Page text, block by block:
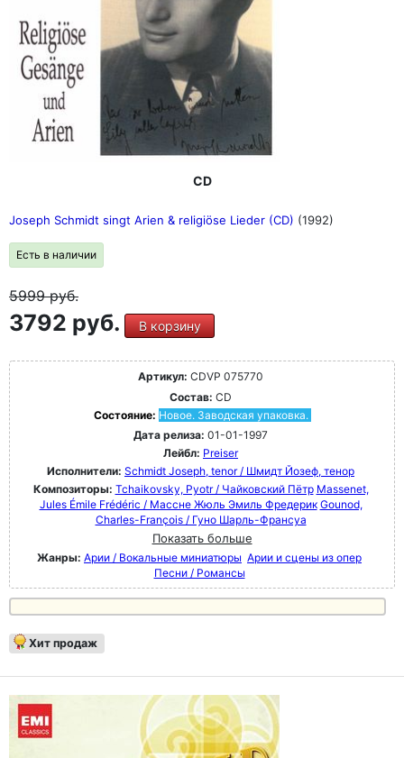
CD
Joseph Schmidt singt Arien & religiöse Lieder (CD) (1992)
Есть в наличии
5999руб.
3792 руб. В корзину
Артикул: CDVP 075770
Состав: CD
Состояние: Новое. Заводская упаковка.
Дата релиза: 01-01-1997
Лейбл: Preiser
Исполнители: Schmidt Joseph, tenor / Шмидт Йозеф, тенор
Композиторы: Tchaikovsky, Pyotr / Чайковский Пётр Massenet,
Jules Émile Frédéric / Массне Жюль Эмиль Фредерик Gounod,
Charles-François / Гуно Шарль-Франсуа
Показать больше
Жанры: Арии / Вокальные миниатюры Арии и сцены из опер
Песни / Романсы
Хит продаж